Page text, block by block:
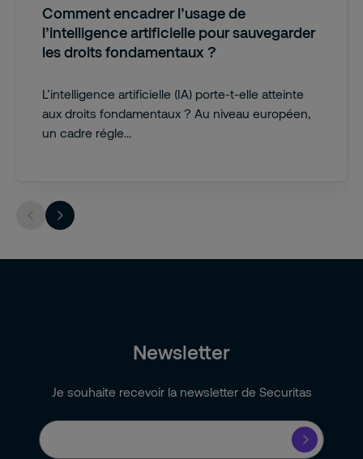
Comment encadrer l’usage de
l’intelligence artificielle pour sauvegarder
les droits fondamentaux ?
L’intelligence artificielle (IA) porte-t-elle atteinte
aux droits fondamentaux ? Au niveau européen,
un cadre régle...
Newsletter
Je souhaite recevoir la newsletter de Securitas